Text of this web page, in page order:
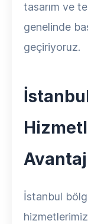
tasarım ve
genelinde
geçiriyoruz.
İstanbul